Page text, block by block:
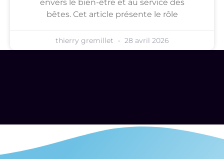
envers le bien-être et au service des
bêtes. Cet article présente le rôle
thierry gremillet 28 avril 2026